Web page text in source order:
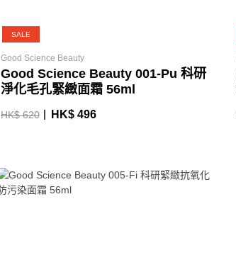
SALE
Good Science Beauty
Good Science Beauty 001-Pu 科研
淨化毛孔緊緻面霜 56ml
HK$ 620 HK$ 496